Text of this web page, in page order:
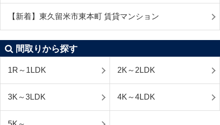
【新着】東久留米市東本町 賃貸マンション
間取りから探す
1R～1LDK 2K～2LDK
3K～3LDK 4K～4LDK